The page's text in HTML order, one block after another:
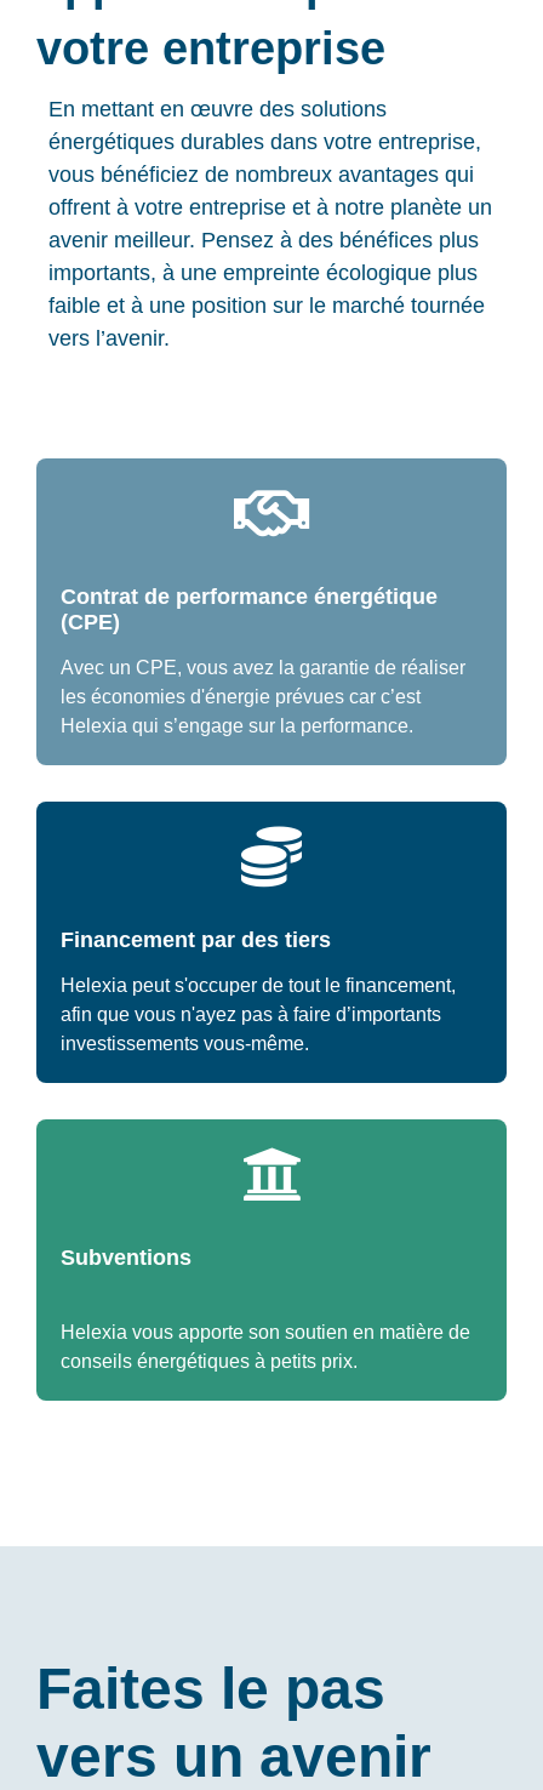
votre entreprise
En mettant en œuvre des solutions
énergétiques durables dans votre entreprise,
vous bénéficiez de nombreux avantages qui
offrent à votre entreprise et à notre planète un
avenir meilleur. Pensez à des bénéfices plus
importants, à une empreinte écologique plus
faible et à une position sur le marché tournée
vers l’avenir.
Contrat de performance énergétique
(CPE)
Avec un CPE, vous avez la garantie de réaliser
les économies d'énergie prévues car c’est
Helexia qui s’engage sur la performance.
Financement par des tiers
Helexia peut s'occuper de tout le financement,
afin que vous n'ayez pas à faire d’importants
investissements vous-même.
Subventions
Helexia vous apporte son soutien en matière de
conseils énergétiques à petits prix.
Faites le pas
vers un avenir